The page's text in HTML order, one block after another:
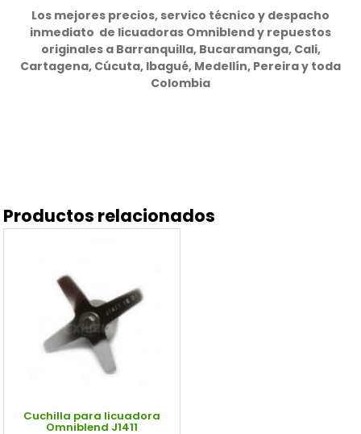
Los mejores precios, servico técnico y despacho
inmediato de licuadoras Omniblend y repuestos
originales a Barranquilla, Bucaramanga, Cali,
Cartagena, Cúcuta, Ibagué, Medellín, Pereira y toda
Colombia
Productos relacionados
Cuchilla para licuadora
Omniblend J1411